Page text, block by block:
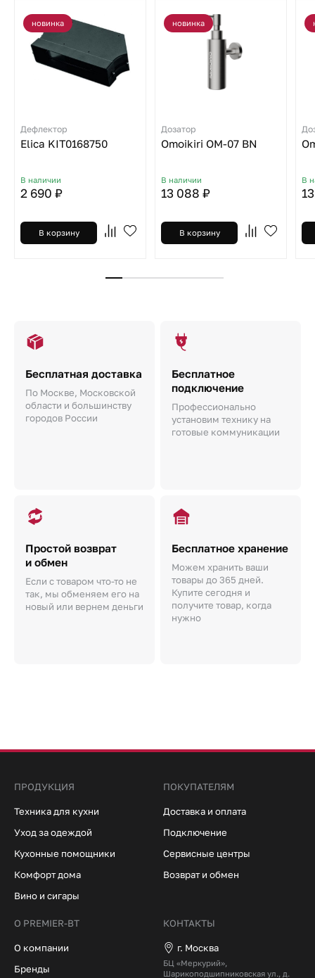
новинка
Дефлектор
Elica KIT0168750
В наличии
2 690 ₽
В корзину
новинка
Дозатор
Omoikiri OM-07 BN
В наличии
13 088 ₽
В корзину
В
Бесплатная доставка
По Москве, Московской
области и большинству
городов России
Бесплатное
подключение
Профессионально
установим технику на
готовые коммуникации
Простой возврат
и обмен
Если с товаром что-то не
так, мы обменяем его на
новый или вернем деньги
Бесплатное хранение
Можем хранить ваши
товары до 365 дней.
Купите сегодня и
получите товар, когда
нужно
ПРОДУКЦИЯ
Техника для кухни
Уход за одеждой
Кухонные помощники
Комфорт дома
Вино и сигары
ПОКУПАТЕЛЯМ
Доставка и оплата
Подключение
Сервисные центры
Возврат и обмен
О PREMIER-BT
О компании
Бренды
КОНТАКТЫ
г. Москва
БЦ «Меркурий»,
Шарикоподшипниковская ул., д.